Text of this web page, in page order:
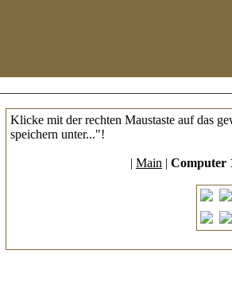
Klicke mit der rechten Maustaste auf das
speichern unter..."!
| Main | Computer